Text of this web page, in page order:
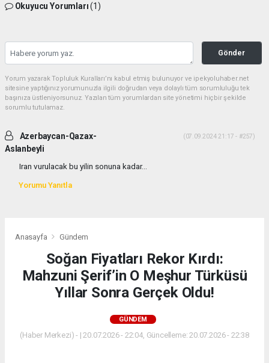
Okuyucu Yorumları(1)
Gönder
Yorum yazarak Topluluk Kuralları’nı kabul etmiş bulunuyor ve ipekyoluhaber.net
sitesine yaptığınız yorumunuzla ilgili doğrudan veya dolaylı tüm sorumluluğu tek
başınıza üstleniyorsunuz. Yazılan tüm yorumlardan site yönetimi hiçbir şekilde
sorumlu tutulamaz.
Azerbaycan-Qazax-
Aslanbeyli
(07.09.2024 21:17 - #257)
Iran vurulacak bu yilin sonuna kadar...
Yorumu Yanıtla
Anasayfa Gündem
Soğan Fiyatları Rekor Kırdı:
Mahzuni Şerif’in O Meşhur Türküsü
Yıllar Sonra Gerçek Oldu!
GÜNDEM
(Haber Merkezi) - | 20.07.2026 - 22:04, Güncelleme: 20.07.2026 - 22:38